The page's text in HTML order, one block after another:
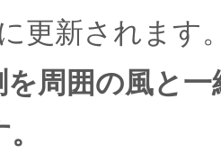
更新されます
周囲の風と